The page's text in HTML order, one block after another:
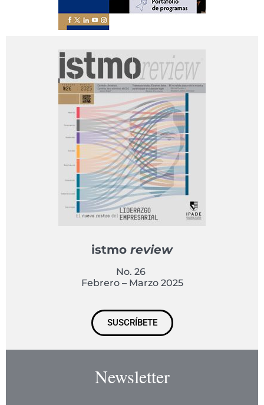
istmo review
No. 26
Febrero – Marzo 2025
SUSCRÍBETE
Newsletter